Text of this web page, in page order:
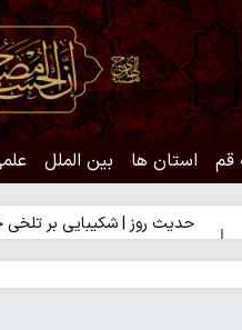
قم استان ها بین الملل
| شکیبایی بر تلخی حق